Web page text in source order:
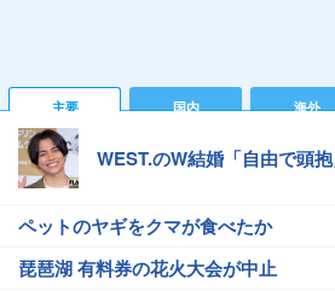
主要 国内 海外
WEST.のW結婚「自由で頭抱
ペットのヤギをクマが食べたか
琵琶湖 有料券の花火大会が中止